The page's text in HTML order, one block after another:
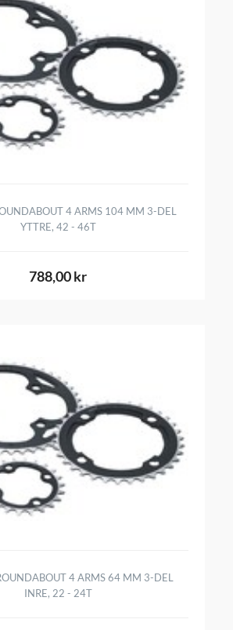
4 ARMS 104 MM 3-DEL
YTTRE, 42 - 46T
788,00 kr
4 ARMS 64 MM 3-DEL
INRE, 22 - 24T